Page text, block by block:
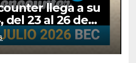
llega a su
del 23 al 26 de